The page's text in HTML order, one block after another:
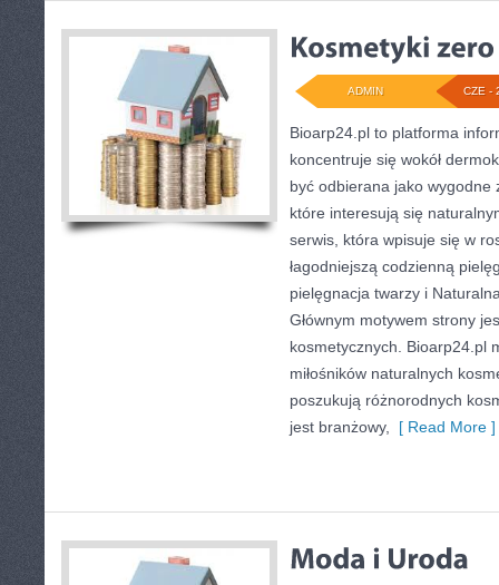
CZE -
ADMIN
Bioarp24.pl to platforma
koncentruje się wokół
być odbierana jako
które interesują się
serwis, która wpisuje się w
łagodniejszą codzienną
pielęgnacja twarzy i
Głównym motywem strony
kosmetycznych. Bioarp24.pl
miłośników naturalnych
poszukują różnorodnych
jest branżowy,
[ Read More ]